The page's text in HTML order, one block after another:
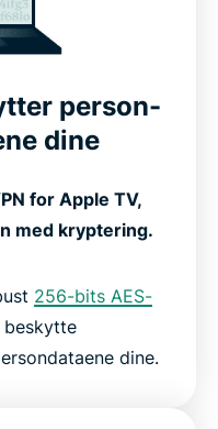
på Apple TV
generasjoner
person-
dine
for Apple TV,
med kryptering.
256-bits AES-
dine.